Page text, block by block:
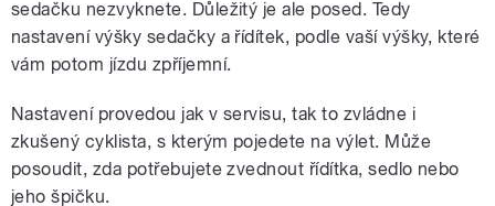
sedačku nezvyknete. Důležitý je ale posed. Tedy
nastavení výšky sedačky a řídítek, podle vaší výšky, které
vám potom jízdu zpříjemní.
Nastavení provedou jak v servisu, tak to zvládne i
zkušený cyklista, s kterým pojedete na výlet. Může
posoudit, zda potřebujete zvednout řídítka, sedlo nebo
jeho špičku.